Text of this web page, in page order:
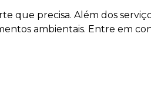
que precisa. Além dos
ambientais. Entre em